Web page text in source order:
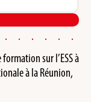
sur l’ESS à
à la Réunion,